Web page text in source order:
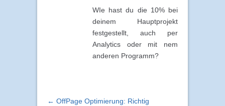
WIe hast du die 10% bei
deinem Hauptprojekt
festgestellt, auch per
Analytics oder mit nem
anderen Programm?
← OffPage Optimierung: Richtig